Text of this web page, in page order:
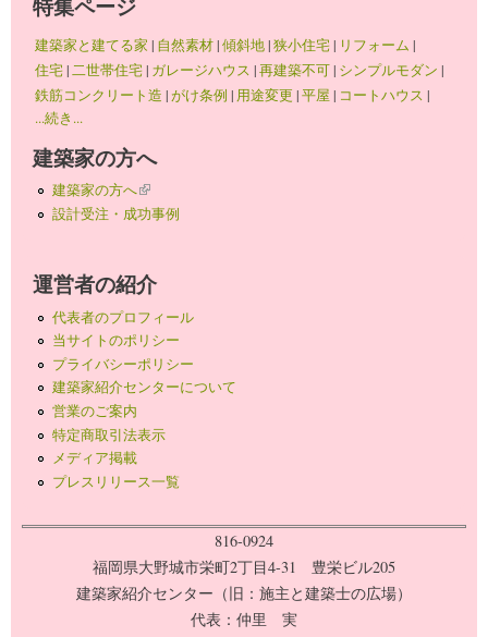
建築家と建てる家 | 自然素材|傾斜地|狭小住宅| リフォーム |
住宅| 二世帯住宅| ガレージハウス |再建築不可| シンプルモダン |
鉄筋コンクリート造 |がけ条例 | 用途変更 |平屋 | コートハウス |
...続き...
建築家の方へ
建築家の方へ(link is external)
設計受注・成功事例
運営者の紹介
代表者のプロフィール
当サイトのポリシー
プライバシーポリシー
建築家紹介センターについて
営業のご案内
特定商取引法表示
メディア掲載
プレスリリース一覧
816-0924
福岡県大野城市栄町2丁目4-31 豊栄ビル205
建築家紹介センター（旧：施主と建築士の広場）
代表：仲里 実